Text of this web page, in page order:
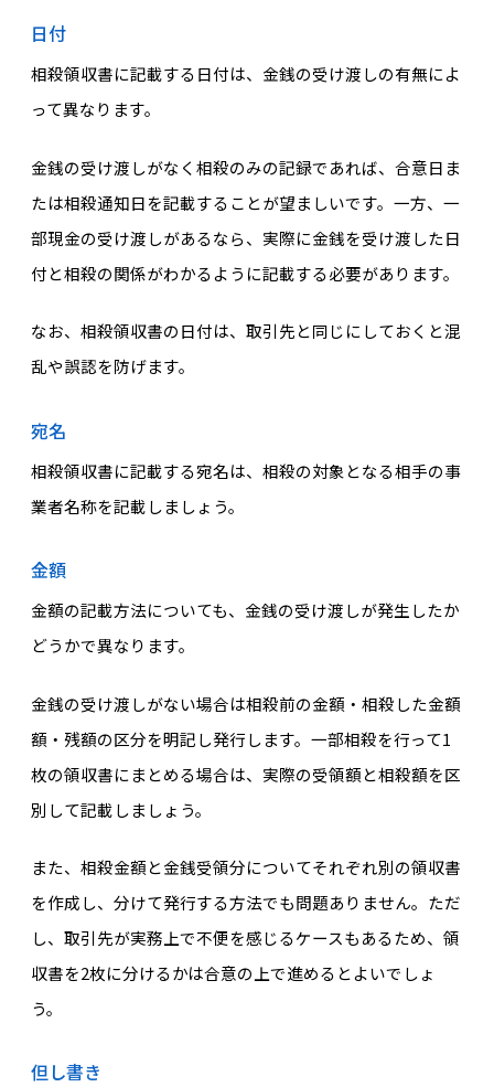
日付
相殺領収書に記載する日付は、金銭の受け渡しの有無によ
って異なります。
金銭の受け渡しがなく相殺のみの記録であれば、合意日ま
たは相殺通知日を記載することが望ましいです。一方、一
部現金の受け渡しがあるなら、実際に金銭を受け渡した日
付と相殺の関係がわかるように記載する必要があります。
なお、相殺領収書の日付は、取引先と同じにしておくと混
乱や誤認を防げます。
宛名
相殺領収書に記載する宛名は、相殺の対象となる相手の事
業者名称を記載しましょう。
金額
金額の記載方法についても、金銭の受け渡しが発生したか
どうかで異なります。
金銭の受け渡しがない場合は相殺前の金額・相殺した金額
額・残額の区分を明記し発行します。一部相殺を行って1
枚の領収書にまとめる場合は、実際の受領額と相殺額を区
別して記載しましょう。
また、相殺金額と金銭受領分についてそれぞれ別の領収書
を作成し、分けて発行する方法でも問題ありません。ただ
し、取引先が実務上で不便を感じるケースもあるため、領
収書を2枚に分けるかは合意の上で進めるとよいでしょ
う。
但し書き